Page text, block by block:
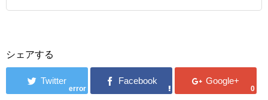
シェアする
error 0